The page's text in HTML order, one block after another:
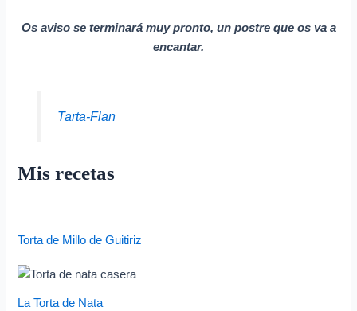
Os aviso se terminará muy pronto, un postre que os va a
encantar.
Tarta-Flan
Mis recetas
Torta de Millo de Guitiriz
La Torta de Nata